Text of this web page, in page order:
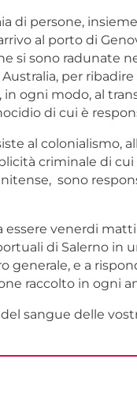
di persone,
al porto di
si sono radunate
per
ogni modo, al
di cui è
al colonialismo,
criminale di
sono
venerdi
di Salerno in
generale, e a
raccolto in ogni
sangue delle